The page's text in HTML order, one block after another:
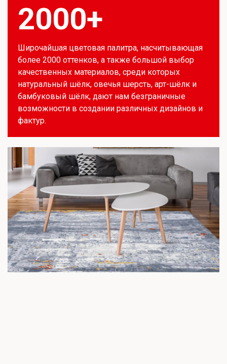
2000+
Широчайшая цветовая палитра, насчитывающая
более 2000 оттенков, а также большой выбор
качественных материалов, среди которых
натуральный шёлк, овечья шерсть, арт-шёлк и
бамбуковый шёлк, дают нам безграничные
возможности в создании различных дизайнов и
фактур.